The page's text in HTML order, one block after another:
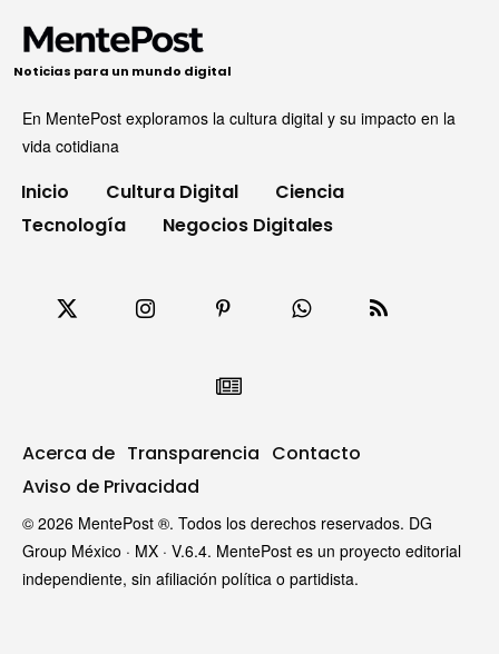
Noticias para un mundo digital
En MentePost exploramos la cultura digital y su impacto en la
vida cotidiana
Inicio Cultura Digital
Ciencia
Tecnología
Negocios Digitales
Acerca de Transparencia Contacto
Aviso de Privacidad
© 2026 MentePost ®. Todos los derechos reservados. DG
Group México · MX · V.6.4. MentePost es un proyecto editorial
independiente, sin afiliación política o partidista.